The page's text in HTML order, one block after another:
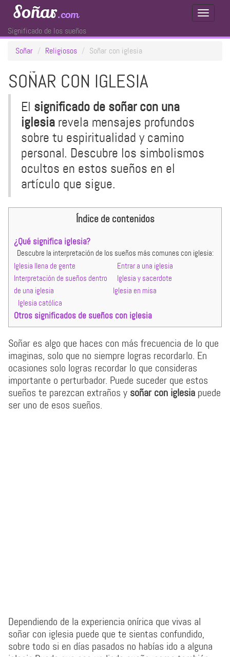
Toggle
Soñar.com
Significado de los sueños
Soñar
Religiosos Soñar con iglesia
SOÑAR CON IGLESIA
El significado de soñar con una
iglesia revela mensajes profundos
sobre tu espiritualidad y camino
personal. Descubre los simbolismos
ocultos en estos sueños en el
artículo que sigue.
Índice de contenidos
¿Qué significa iglesia?
Descubre la interpretación de los sueños más comunes con iglesia:
Iglesia llena de gente
Entrar a una iglesia
Interpretación de sueños dentro
de una iglesia
Iglesia y sacerdote
Iglesia en misa
Iglesia católica
Otros significados de sueños con iglesia
Soñar es algo que haces con más frecuencia de lo que
imaginas, solo que no siempre logras recordarlo. En
ocasiones solo logras recordar lo que consideras
importante o perturbador. Puede suceder que estos
sueños te parezcan extraños y soñar con iglesia puede
ser uno de esos sueños.
Dependiendo de la experiencia onírica que vivas al
soñar con iglesia puede que te sientas confundido,
sobre todo si en días pasados no habías ido a alguna